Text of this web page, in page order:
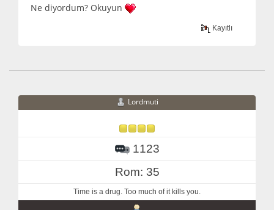
Ne diyordum? Okuyun
Kayıtlı
Lordmuti
1123
Rom: 35
Time is a drug. Too much of it kills you.